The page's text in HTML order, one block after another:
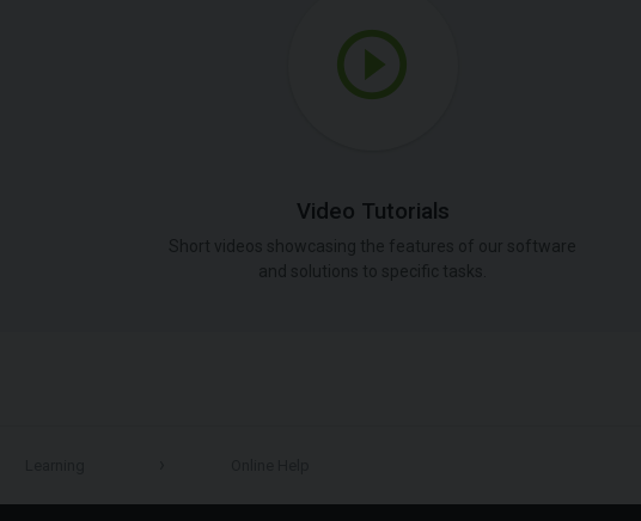
Video Tutorials